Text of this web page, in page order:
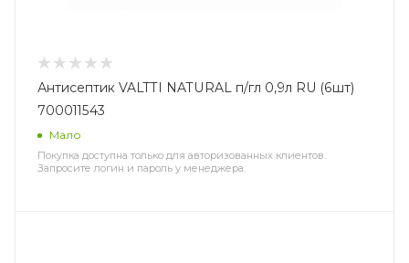
Антисептик VALTTI NATURAL п/гл 0,9л RU (6шт)
700011543
Мало
Покупка доступна только для авторизованных клиентов.
Запросите логин и пароль у менеджера.